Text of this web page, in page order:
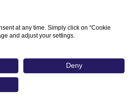
at any time. Simply click on “Cookie
and adjust your settings.
Deny